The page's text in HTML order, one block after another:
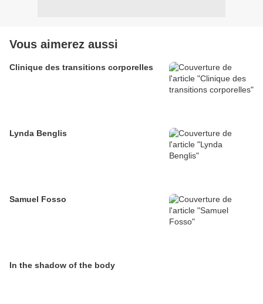
Vous aimerez aussi
Clinique des transitions corporelles
Lynda Benglis
Samuel Fosso
In the shadow of the body